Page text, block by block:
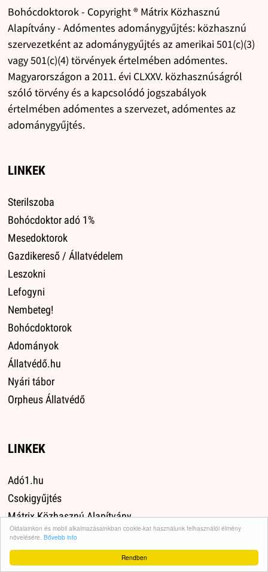
Rendben
Oldalainkon és mobil alkalmazásainkban cookie-kat használunk felhasználói élmény
növelésére. Bővebb info
Bohócdoktorok - Copyright ® Mátrix Közhasznú
Alapítvány - Adómentes adománygyűjtés: közhasznú
szervezetként az adománygyűjtés az amerikai 501(c)(3)
vagy 501(c)(4) törvények értelmében adómentes.
Magyarországon a 2011. évi CLXXV. közhasznúságról
szóló törvény és a kapcsolódó jogszabályok
értelmében adómentes a szervezet, adómentes az
adománygyűjtés.
LINKEK
Sterilszoba
Bohócdoktor adó 1%
Mesedoktorok
Gazdikereső / Állatvédelem
Leszokni
Lefogyni
Nembeteg!
Bohócdoktorok
Adományok
Állatvédő.hu
Nyári tábor
Orpheus Állatvédő
LINKEK
Adó1.hu
Csokigyűjtés
Mátrix Közhasznú Alapítvány
Állatbarát Web Kuckó
13636